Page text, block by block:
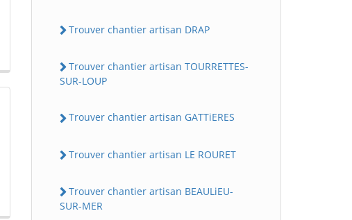
Trouver chantier artisan DRAP
Trouver chantier artisan TOURRETTES-
SUR-LOUP
Trouver chantier artisan GATTiERES
Trouver chantier artisan LE ROURET
Trouver chantier artisan BEAULiEU-
SUR-MER